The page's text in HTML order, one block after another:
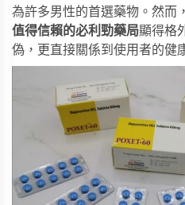
為許多男性的首選藥物。然而
值得信賴的必利勁藥局顯得格
偽，更直接關係到使用者的健